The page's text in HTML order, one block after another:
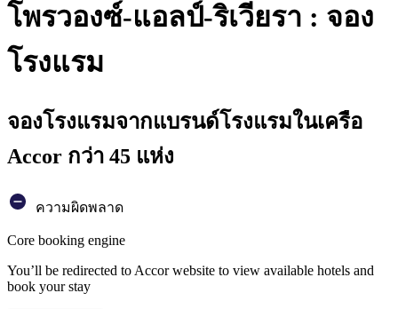
โพรวองซ์-แอลป์-ริเวียรา : จอง
โรงแรม
จองโรงแรมจากแบรนด์โรงแรมในเครือ
Accor กว่า 45 แห่ง
ความผิดพลาด
Core booking engine
You’ll be redirected to Accor website to view available hotels and
book your stay